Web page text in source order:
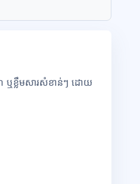
ឬខ្លឹមសារសំខាន់ៗ ដោយ